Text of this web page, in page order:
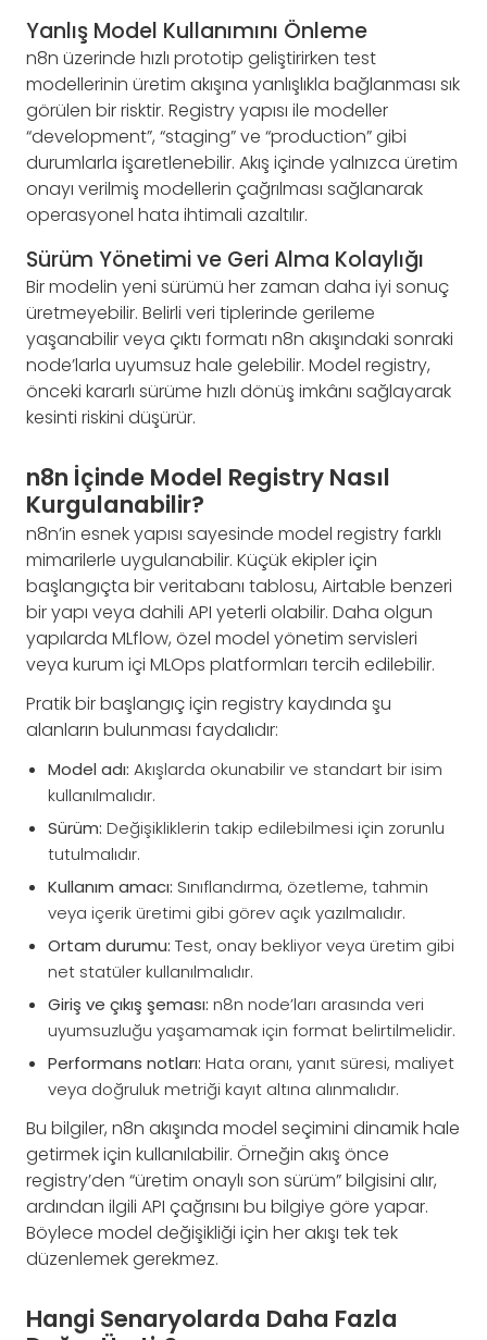
Yanlış Model Kullanımını Önleme
n8n üzerinde hızlı prototip geliştirirken test
modellerinin üretim akışına yanlışlıkla bağlanması sık
görülen bir risktir. Registry yapısı ile modeller
“development”, “staging” ve “production” gibi
durumlarla işaretlenebilir. Akış içinde yalnızca üretim
onayı verilmiş modellerin çağrılması sağlanarak
operasyonel hata ihtimali azaltılır.
Sürüm Yönetimi ve Geri Alma Kolaylığı
Bir modelin yeni sürümü her zaman daha iyi sonuç
üretmeyebilir. Belirli veri tiplerinde gerileme
yaşanabilir veya çıktı formatı n8n akışındaki sonraki
node’larla uyumsuz hale gelebilir. Model registry,
önceki kararlı sürüme hızlı dönüş imkânı sağlayarak
kesinti riskini düşürür.
n8n İçinde Model Registry Nasıl
Kurgulanabilir?
n8n’in esnek yapısı sayesinde model registry farklı
mimarilerle uygulanabilir. Küçük ekipler için
başlangıçta bir veritabanı tablosu, Airtable benzeri
bir yapı veya dahili API yeterli olabilir. Daha olgun
yapılarda MLflow, özel model yönetim servisleri
veya kurum içi MLOps platformları tercih edilebilir.
Pratik bir başlangıç için registry kaydında şu
alanların bulunması faydalıdır:
Model adı: Akışlarda okunabilir ve standart bir isim
kullanılmalıdır.
Sürüm: Değişikliklerin takip edilebilmesi için zorunlu
tutulmalıdır.
Kullanım amacı: Sınıflandırma, özetleme, tahmin
veya içerik üretimi gibi görev açık yazılmalıdır.
Ortam durumu: Test, onay bekliyor veya üretim gibi
net statüler kullanılmalıdır.
Giriş ve çıkış şeması: n8n node’ları arasında veri
uyumsuzluğu yaşamamak için format belirtilmelidir.
Performans notları: Hata oranı, yanıt süresi, maliyet
veya doğruluk metriği kayıt altına alınmalıdır.
Bu bilgiler, n8n akışında model seçimini dinamik hale
getirmek için kullanılabilir. Örneğin akış önce
registry’den “üretim onaylı son sürüm” bilgisini alır,
ardından ilgili API çağrısını bu bilgiye göre yapar.
Böylece model değişikliği için her akışı tek tek
düzenlemek gerekmez.
Hangi Senaryolarda Daha Fazla